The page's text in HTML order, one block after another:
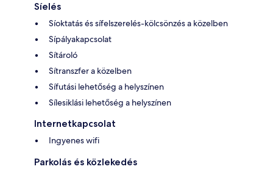
Síelés
Síoktatás és sífelszerelés-kölcsönzés a közelben
Sípályakapcsolat
Sítároló
Sítranszfer a közelben
Sífutási lehetőség a helyszínen
Sílesiklási lehetőség a helyszínen
Internetkapcsolat
Ingyenes wifi
Parkolás és közlekedés